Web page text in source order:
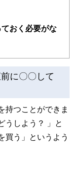
おく必要がな
に〇〇して
持つことができま
うしよう？ 」と
買う」というよう